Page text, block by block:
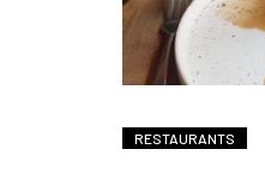
RESTAURANTS